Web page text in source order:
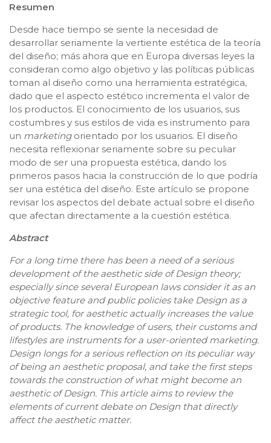
Resumen
Desde hace tiempo se siente la necesidad de
desarrollar seriamente la vertiente estética de la teoría
del diseño; más ahora que en Europa diversas leyes la
consideran como algo objetivo y las políticas públicas
toman al diseño como una herramienta estratégica,
dado que el aspecto estético incrementa el valor de
los productos. El conocimiento de los usuarios, sus
costumbres y sus estilos de vida es instrumento para
un marketing orientado por los usuarios. El diseño
necesita reflexionar seriamente sobre su peculiar
modo de ser una propuesta estética, dando los
primeros pasos hacia la construcción de lo que podría
ser una estética del diseño. Este artículo se propone
revisar los aspectos del debate actual sobre el diseño
que afectan directamente a la cuestión estética.
Abstract
For a long time there has been a need of a serious
development of the aesthetic side of Design theory;
especially since several European laws consider it as an
objective feature and public policies take Design as a
strategic tool, for aesthetic actually increases the value
of products. The knowledge of users, their customs and
lifestyles are instruments for a user-oriented marketing.
Design longs for a serious reflection on its peculiar way
of being an aesthetic proposal, and take the first steps
towards the construction of what might become an
aesthetic of Design. This article aims to review the
elements of current debate on Design that directly
affect the aesthetic matter.